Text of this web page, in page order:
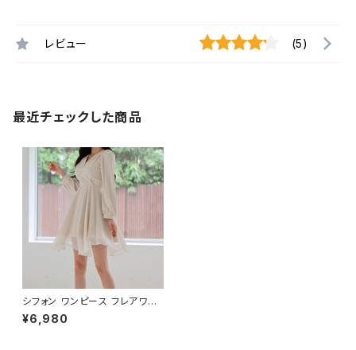
レビュー (5)
最近チェックした商品
シフォン ワンピース フレアワン
ピース Aライン 長袖 レディース
ミニ丈 ひざ上丈 きれいめ 上品
¥6,980